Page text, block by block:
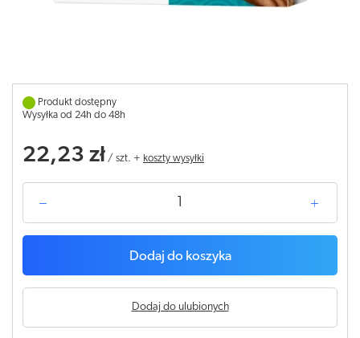
Produkt dostępny
Wysyłka od 24h do 48h
22,23 zł / szt. + koszty wysyłki
Dodaj do koszyka
Dodaj do ulubionych